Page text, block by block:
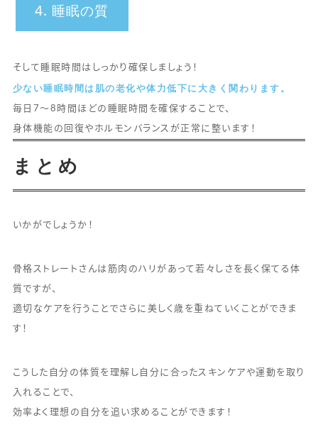
4. 睡眠の質
そして睡眠時間はしっかり確保しましょう！
少ない睡眠時間は肌の老化や体力低下に大きく関わります。
毎日7〜8時間ほどの睡眠時間を確保することで、
身体機能の回復やホルモンバランスが正常に整います！
まとめ
いかがでしょうか！
骨格ストレートさんは筋肉のハリがあって若々しさを長く保てる体
質ですが、
適切なケアを行うことでさらに美しく歳を重ねていくことができま
す！
こうした自分の体質を理解し自分に合ったスキンケアや運動を取り
入れることで、
効率よく理想の自分を追い求めることができます！